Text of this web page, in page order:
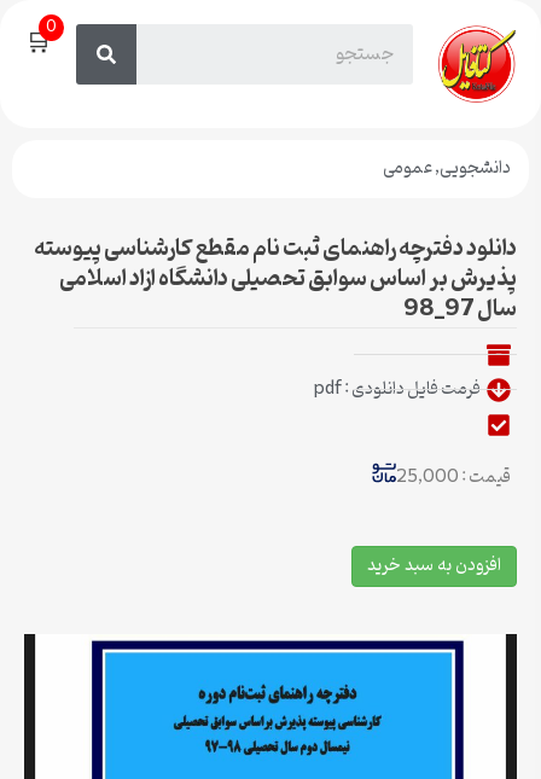
🛒0
دانشجویی,عمومی
دانلود دفترچه راهنمای ثبت نام مقطع کارشناسی پیوسته
پذیرش بر اساس سوابق تحصیلی دانشگاه ازاد اسلامی
سال 97_98
فرمت فایل دانلودی : pdf
قیمت : 25,000
افزودن به سبد خرید